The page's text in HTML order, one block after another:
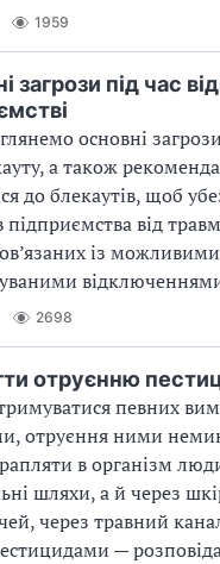
1959
загрози під час
основні
а також
до блекаутів, щоб
підприємства від
із можливими
відключеннями
2698
отруєнню
певних
отруєння ними
в організм
шляхи, а й через
через травний
—